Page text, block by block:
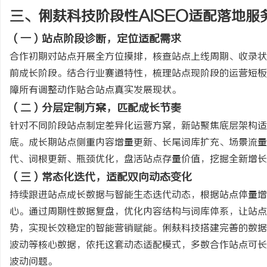
三、俐麸科技阶段性AISEO适配落地服
（一）站点阶段诊断，定位适配需求
合作初期对站点开展全方位摸排，核查站点上线周期、收录
前成长阶段。结合行业赛道特性，梳理站点现阶段的运营短
障所有调整动作贴合站点真实发展现状。
（二）分层定制方案，匹配成长节奏
针对不同阶段站点制定差异化运营方案，新站聚焦底层架构
底。成长期站点侧重内容增量更新、长尾词库扩充、场景流
代、词根更新、瓶颈优化，盘活站点存量价值，挖掘全新增
（三）常态化迭代，适配双向动态变化
持续跟进站点成长数据与智能生态迭代动态，根据站点体量
心。通过周期性数据复盘，优化内容结构与词库体系，让
势，实现长效稳定的智能营销赋能。俐麸科技搭建完善的数
波动等核心数据，依托这套动态适配模式，多数合作站点可
波动问题。